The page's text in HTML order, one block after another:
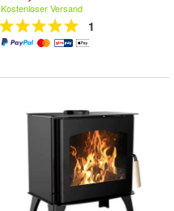
Kostenloser Versand
1